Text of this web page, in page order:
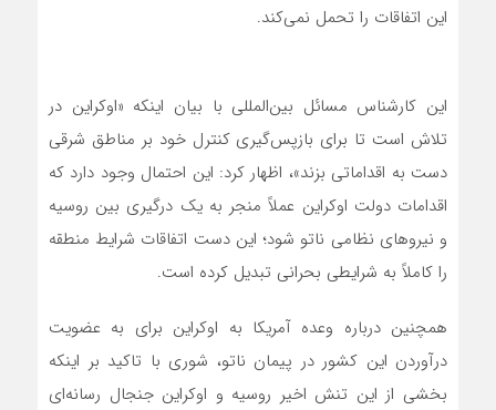
این اتفاقات را تحمل نمی‌کند.
این کارشناس مسائل بین‌المللی با بیان اینکه «اوکراین در
تلاش است تا برای بازپس‌گیری کنترل خود بر مناطق شرقی
دست به اقداماتی بزند»، اظهار کرد: این احتمال وجود دارد که
اقدامات دولت اوکراین عملاً منجر به یک درگیری بین روسیه
و نیروهای نظامی ناتو شود؛ این دست اتفاقات شرایط منطقه
را کاملاً به شرایطی بحرانی تبدیل کرده است.
همچنین درباره وعده آمریکا به اوکراین برای به عضویت
درآوردن این کشور در پیمان ناتو، شوری با تاکید بر اینکه
بخشی از این تنش اخیر روسیه و اوکراین جنجال رسانه‌ای